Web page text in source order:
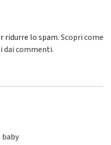
ridurre lo spam.Scopri come
dai commenti.